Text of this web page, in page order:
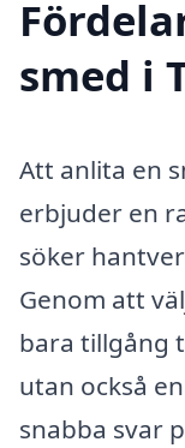
smed i
Att anlita en
erbjuder en
söker
Genom att
bara tillgång
utan också
snabba svar